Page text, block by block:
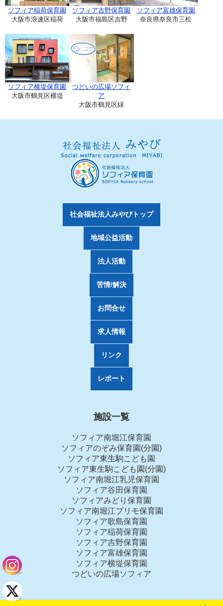
ソフィア稲荷保育園
大阪市浪速区稲荷
ソフィア吉野保育園
大阪市福島区吉野
ソフィア富雄保育園
奈良県奈良市三松
ソフィア横堤保育園
大阪市鶴見区横堤
つどいの広場ソフィ
ア
大阪市鶴見区緑
社会福祉法人みやびトップ
地域公益活動
法人活動
苦情/解決
お問合せ
求人情報
リンク
レポート
施設一覧
ソフィア南堀江保育園
ソフィアのぞみ保育園(分園)
ソフィア東生駒こども園
ソフィア東生駒こども園(分園)
ソフィア南堀江乳児保育園
ソフィア谷田保育園
ソフィアみどり保育園
ソフィア南堀江プリモ保育園
ソフィア歌島保育園
ソフィア稲荷保育園
ソフィア吉野保育園
ソフィア富雄保育園
ソフィア横堤保育園
つどいの広場ソフィア